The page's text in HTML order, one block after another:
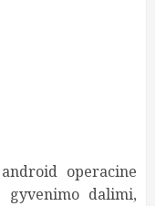
operacine
gyvenimo dalimi,